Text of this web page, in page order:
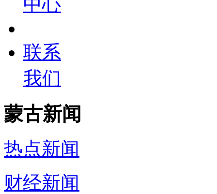
联系
我们
蒙古新闻
热点新闻
财经新闻